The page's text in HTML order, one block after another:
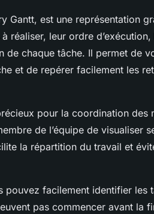
Gantt, est une représentation
réaliser, leur ordre
de chaque tâche. Il permet de
et de repérer facilement les
pour la coordination des
de l’équipe de visualiser
la répartition du travail et
pouvez facilement identifier les
pas commencer avant la